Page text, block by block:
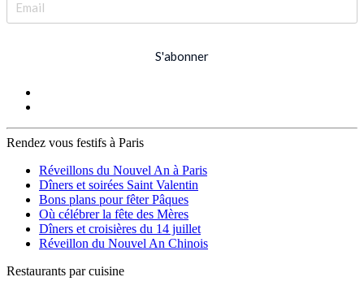
S'abonner
Rendez vous festifs à Paris
Réveillons du Nouvel An à Paris
Dîners et soirées Saint Valentin
Bons plans pour fêter Pâques
Où célébrer la fête des Mères
Dîners et croisières du 14 juillet
Réveillon du Nouvel An Chinois
Restaurants par cuisine